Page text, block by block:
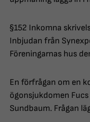
§152 Inkomna
Inbjudan från
Föreningarnas hus
En förfrågan om en
ögonsjukdomen
Sundbaum. Frågan